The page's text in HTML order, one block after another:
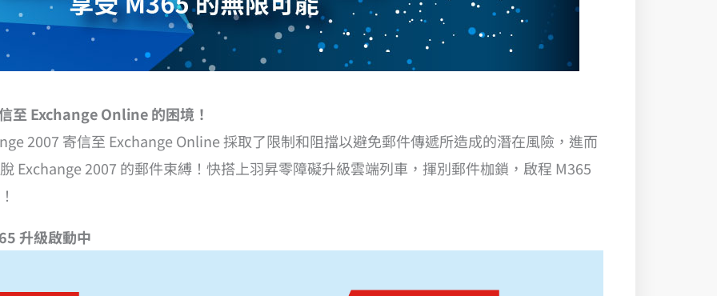
至 Exchange Online 的困境！
2007 寄信至 Exchange Online 採取了限制和阻擋以避免郵件傳遞所造成的潛在風險，進而
Exchange 2007 的郵件束縛！快搭上羽昇零障礙升級雲端列車，揮別郵件枷鎖，啟程 M365
升級啟動中